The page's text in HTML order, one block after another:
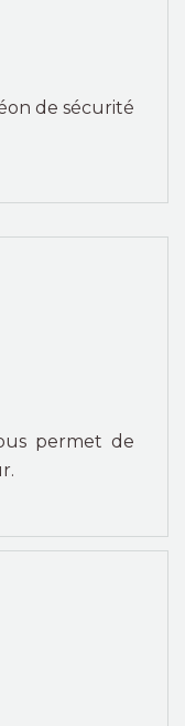
de sécurité
permet de